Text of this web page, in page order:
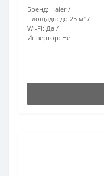
Бренд: Haier
Площадь: до 25 м²
Wi-Fi: Да
Инвертор: Нет